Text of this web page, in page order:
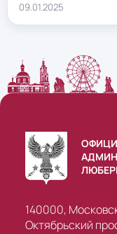
09.01.2025
140000,
Октябрьский